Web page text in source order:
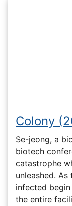
Colony
Se-jeong, a
biotech
catastrophe
unleashed.
infected
the entire